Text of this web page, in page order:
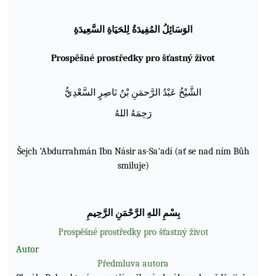
الوَسَائِلُ المُفِيدَةُ لِلحَيَاةِ السَّعِيدَةِ
Prospěšné prostředky pro šťastný život
الشيخ عبد الرحمن بن ناصر السعدي
رحمه الله
Šejch ‘Abdurrahmán Ibn Násir as-Sa'adí (ať se nad ním Bůh
smiluje)
بسم الله الرحمن الرحيم
Prospěšné prostředky pro šťastný život
Autor
Předmluva autora